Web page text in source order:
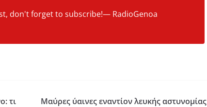
don't forget to subscribe!— RadioGenoa
τι
Μαύρες ύαινες εναντίον λευκής αστυνομίας